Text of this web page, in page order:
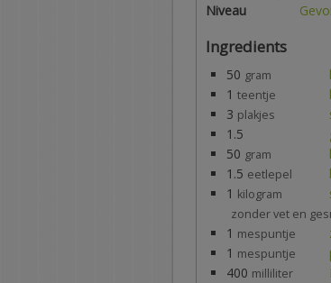
Niveau
Ingredients
50 gram
1 teentje
3 plakjes
1.5
50 gram
1.5 eetlepel
1 kilogram
zonder vet en
1 mespuntje
1 mespuntje
400 milliliter